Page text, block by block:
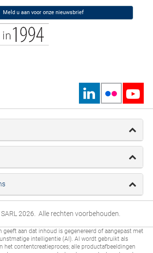
Meld u aan voor onze nieuwsbrief
2026. Alle rechten voorbehouden.
geeft aan dat inhoud is gegenereerd of aangepast met
intelligentie (AI). AI wordt gebruikt als
het contentcreatieproces; alle productafbeeldingen